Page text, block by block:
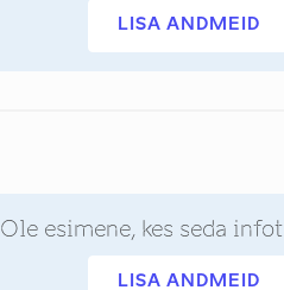
LISA ANDMEID
Ole esimene, kes seda
LISA ANDMEID